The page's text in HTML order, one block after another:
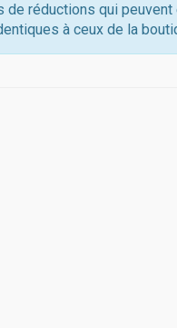
de réductions qui
à ceux de la